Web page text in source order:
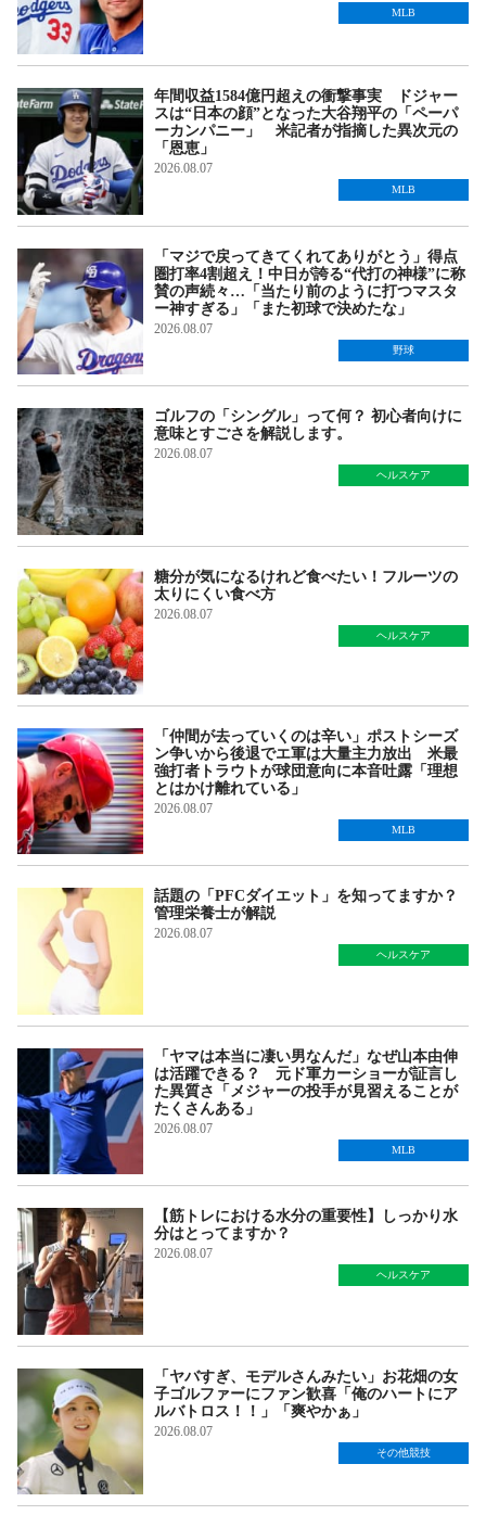
MLB
年間収益1584億円超えの衝撃事実 ドジャー
スは“日本の顔”となった大谷翔平の「ペーパ
ーカンパニー」 米記者が指摘した異次元の
「恩恵」
2026.08.07
MLB
「マジで戻ってきてくれてありがとう」得点
圏打率4割超え！中日が誇る“代打の神様”に称
賛の声続々…「当たり前のように打つマスタ
ー神すぎる」「また初球で決めたな」
2026.08.07
野球
ゴルフの「シングル」って何？ 初心者向けに
意味とすごさを解説します。
2026.08.07
ヘルスケア
糖分が気になるけれど食べたい！フルーツの
太りにくい食べ方
2026.08.07
ヘルスケア
「仲間が去っていくのは辛い」ポストシーズ
ン争いから後退でエ軍は大量主力放出 米最
強打者トラウトが球団意向に本音吐露「理想
とはかけ離れている」
2026.08.07
MLB
話題の「PFCダイエット」を知ってますか？
管理栄養士が解説
2026.08.07
ヘルスケア
「ヤマは本当に凄い男なんだ」なぜ山本由伸
は活躍できる？ 元ド軍カーショーが証言し
た異質さ「メジャーの投手が見習えることが
たくさんある」
2026.08.07
MLB
【筋トレにおける水分の重要性】しっかり水
分はとってますか？
2026.08.07
ヘルスケア
「ヤバすぎ、モデルさんみたい」お花畑の女
子ゴルファーにファン歓喜「俺のハートにア
ルバトロス！！」「爽やかぁ」
2026.08.07
その他競技